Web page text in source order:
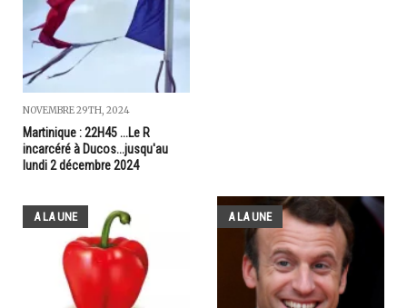
NOVEMBRE 29TH, 2024
Martinique : 22H45 ...Le R
incarcéré à Ducos...jusqu'au
lundi 2 décembre 2024
A LA UNE A LA UNE